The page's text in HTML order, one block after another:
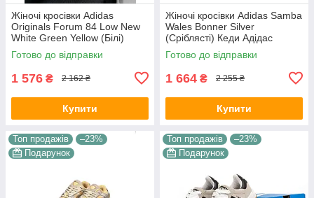
Жіночі кросівки Adidas
Originals Forum 84 Low New
White Green Yellow (Білі)
Взуття Адідас Форум шкіраяні
демісезон
Готово до відправки
1 576 ₴ 2 162 ₴
Купити
Жіночі кросівки Adidas Samba
Wales Bonner Silver
(Сріблясті) Кеди Адідас
Самба повсякденні шкіра
текстиль демісезон
Готово до відправки
1 664 ₴ 2 255 ₴
Купити
Топ продажів
–23%
Подарунок
Топ продажів
–23%
Подарунок